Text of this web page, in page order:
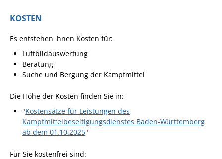
Angebote für Senioren
Partnerschaft Trigono-
Vereine + Kultur
Kirchen
KOSTEN
Es entstehen Ihnen Kosten für:
Luftbildauswertung
Beratung
Suche und Bergung der Kampfmittel
Die Höhe der Kosten finden Sie in:
"Kostensätze für Leistungen des
Kampfmittelbeseitigungsdienstes Baden-Württemberg
ab dem 01.10.2025"
Für Sie kostenfrei sind: